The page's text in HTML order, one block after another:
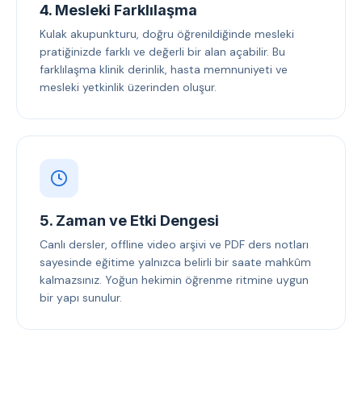
4. Mesleki Farklılaşma
Kulak akupunkturu, doğru öğrenildiğinde mesleki
pratiğinizde farklı ve değerli bir alan açabilir. Bu
farklılaşma klinik derinlik, hasta memnuniyeti ve
mesleki yetkinlik üzerinden oluşur.
5. Zaman ve Etki Dengesi
Canlı dersler, offline video arşivi ve PDF ders notları
sayesinde eğitime yalnızca belirli bir saate mahkûm
kalmazsınız. Yoğun hekimin öğrenme ritmine uygun
bir yapı sunulur.